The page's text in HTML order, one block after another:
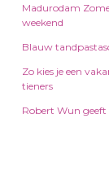
Madurodam
weekend
Blauw
Zo kies je een
tieners
Robert Wun geeft